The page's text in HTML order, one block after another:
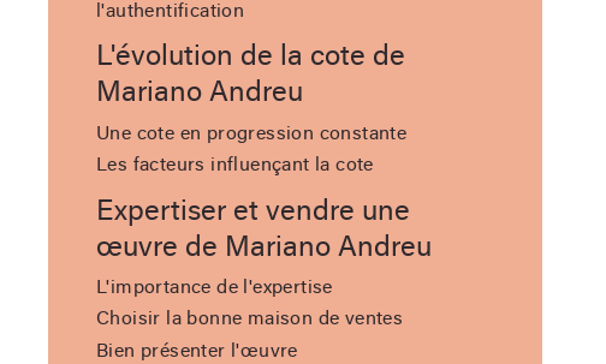
l'authentification
L'évolution de la cote de
Mariano Andreu
Une cote en progression constante
Les facteurs influençant la cote
Expertiser et vendre une
œuvre de Mariano Andreu
L'importance de l'expertise
Choisir la bonne maison de ventes
Bien présenter l'œuvre